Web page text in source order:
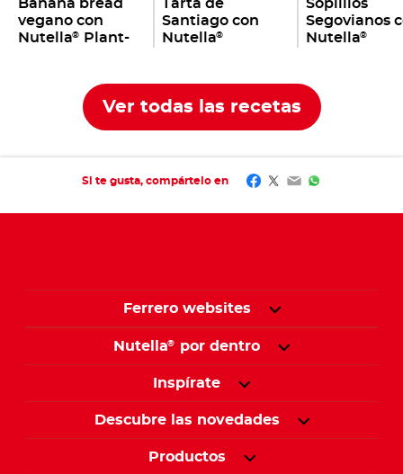
Banana bread
vegano con
Nutella®
Plant-
Tarta de
Santiago con
Nutella®
Soplillos
Segovianos
Nutella®
Ver todas las recetas
Si te gusta, compártelo en Facebook
Twitter
EmailWhatsApp
Ferrero websites
Nutella® por dentro
Inspírate
Descubre las novedades
Productos